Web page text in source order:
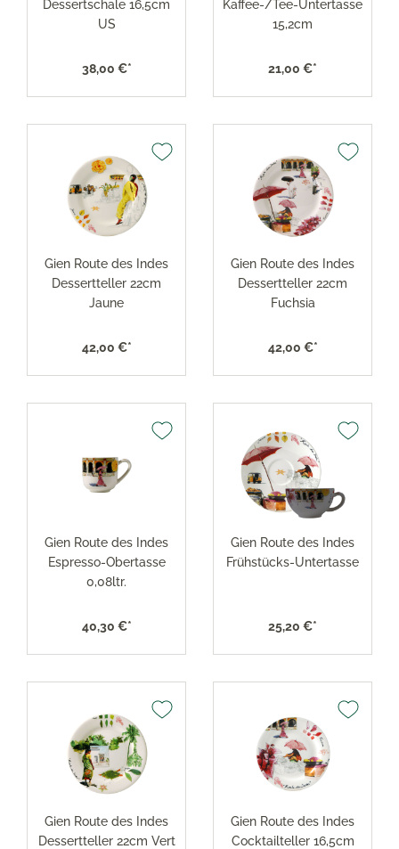
Dessertschale 16,5cm
US
38,00 €*
Kaffee-/Tee-Untertasse
15,2cm
21,00 €*
Gien Route des Indes
Dessertteller 22cm
Jaune
42,00 €*
Gien Route des Indes
Dessertteller 22cm
Fuchsia
42,00 €*
Gien Route des Indes
Espresso-Obertasse
0,08ltr.
40,30 €*
Gien Route des Indes
Frühstücks-Untertasse
25,20 €*
Gien Route des Indes
Dessertteller 22cm Vert
Gien Route des Indes
Cocktailteller 16,5cm